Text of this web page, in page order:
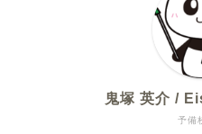
予備
鬼塚 英介 /